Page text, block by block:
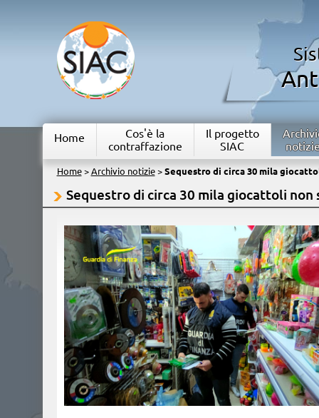
Home
Cos'è la
contraffazione
Il progetto
SIAC
Home> Archivio notizie> Sequestro di circa 30 mila
Sequestro di circa 30 mila giocattoli non